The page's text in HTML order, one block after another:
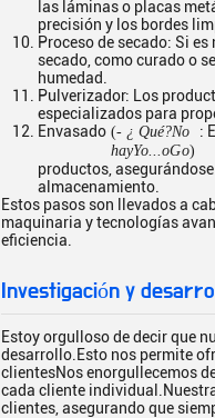
las láminas o placas
precisión y los bordes
Proceso de secado: Si
secado, como curado o
humedad.
Pulverizador: Los
especializados para
Envasado (- ¿ Qué?No
hayYo...oGo)
:
productos,
almacenamiento.
Estos pasos son llevados a
maquinaria y tecnologías
eficiencia.
Investigación y
Estoy orgulloso de decir que
desarrollo.Esto nos permite
clientesNos enorgullecemos
cada cliente
clientes, asegurando que